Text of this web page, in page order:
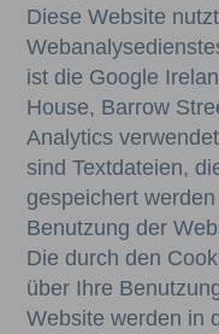
Diese Website
ist die Google
House, Barrow
Analytics
sind Textdateien,
gespeichert
Benutzung der
Die durch den
über Ihre
Website werden in